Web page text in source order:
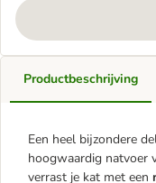
Productbeschrijving
Een heel bijzondere
hoogwaardig natvoer
verrast je kat met een